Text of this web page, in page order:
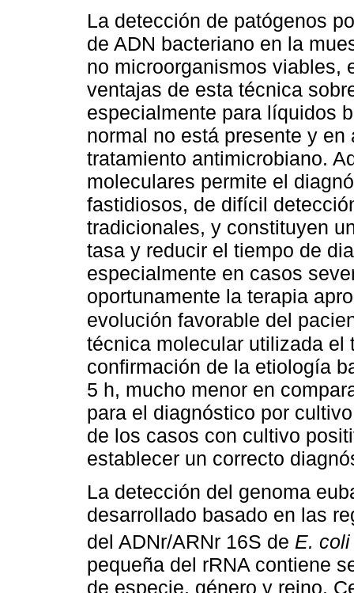
La detección de patógenos
de ADN bacteriano en la
no microorganismos viables,
ventajas de esta técnica
especialmente para líquidos
normal no está presente y
tratamiento antimicrobiano.
moleculares permite el
fastidiosos, de difícil
tradicionales, y constituyen
tasa y reducir el tiempo de
especialmente en casos
oportunamente la terapia
evolución favorable del
técnica molecular utilizada el
confirmación de la etiología
5 h, mucho menor en
para el diagnóstico por
de los casos con cultivo
establecer un correcto
La detección del genoma
desarrollado basado en las
del ADNr/ARNr 16S de E. coli
pequeña del rRNA contiene
de especie, género y reino.